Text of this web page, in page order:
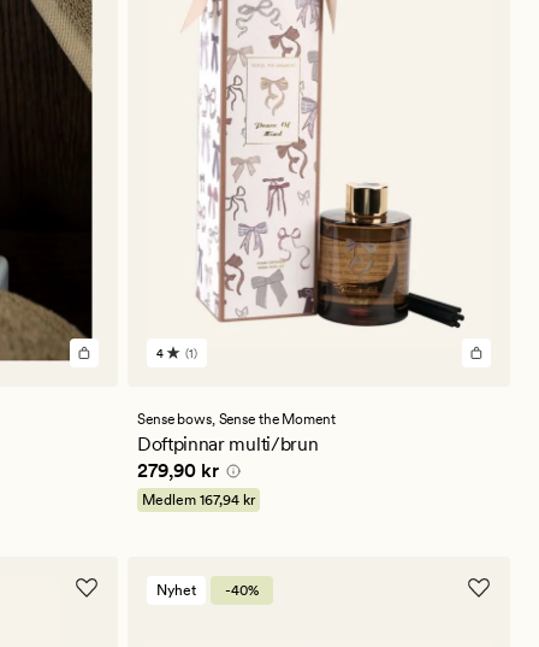
1
ett
genomsnittligt
betyg
på
4
4 (1)
Sense bows, Sense the Moment
Doftpinnar multi/brun
Pris 279,90 kr
279,90 kr
Medlem 167,94 kr
Nyhet -40%